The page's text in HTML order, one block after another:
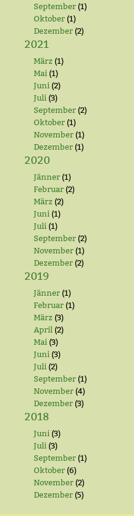
September (1)
Oktober (1)
Dezember (2)
2021
März (1)
Mai (1)
Juni (2)
Juli (3)
September (2)
Oktober (1)
November (1)
Dezember (1)
2020
Jänner (1)
Februar (2)
März (2)
Juni (1)
Juli (1)
September (2)
November (1)
Dezember (2)
2019
Jänner (1)
Februar (1)
März (3)
April (2)
Mai (3)
Juni (3)
Juli (2)
September (1)
November (4)
Dezember (3)
2018
Juni (3)
Juli (3)
September (1)
Oktober (6)
November (2)
Dezember (5)